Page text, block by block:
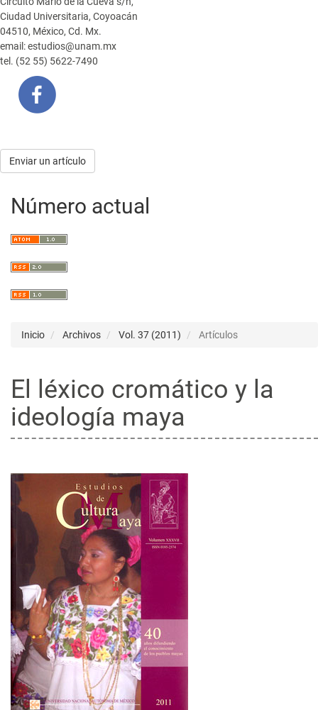
Ciudad Universitaria, Coyoacán
04510, México, Cd. Mx.
email: estudios@unam.mx
tel. (52 55) 5622-7490
Enviar
artículo
Enviar un artículo
Número actual
Inicio Archivos Vol. 37 (2011) Artículos
El léxico cromático y la
ideología maya
Barra
lateral
del
artículo